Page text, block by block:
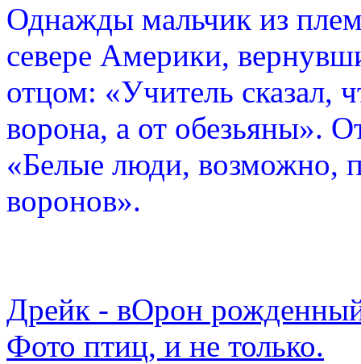
Однажды мальчик из
севере Америки,
отцом: «Учитель сказал,
ворона, а от обезьяны».
«Белые люди, возможно,
воронов».
Дрейк - вОрон
Фото птиц, и не только.